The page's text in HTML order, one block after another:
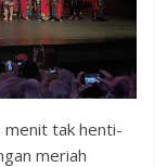
menit tak henti-
meriah